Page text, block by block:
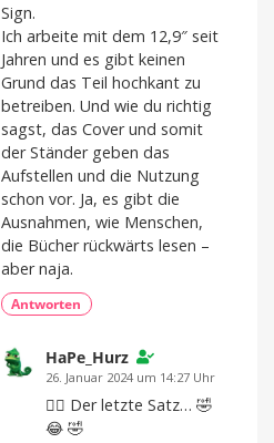
Sign.
Ich arbeite mit dem 12,9″ seit
Jahren und es gibt keinen
Grund das Teil hochkant zu
betreiben. Und wie du richtig
sagst, das Cover und somit
der Ständer geben das
Aufstellen und die Nutzung
schon vor. Ja, es gibt die
Ausnahmen, wie Menschen,
die Bücher rückwärts lesen –
aber naja.
Antworten
HaPe_Hurz
26. Januar 2024 um 14:27 Uhr
👍🏼 Der letzte Satz… 🤣
😂 🤣